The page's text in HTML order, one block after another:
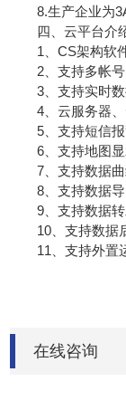
8.生产企业为
四、云平台介
1、CS架构软件
2、支持多帐号
3、支持实时数
4、云服务器、
5、支持短信报
6、支持地图显
7、支持数据曲
8、支持数据导
9、支持数据转
10、支持数据
11、支持外置
在线咨询